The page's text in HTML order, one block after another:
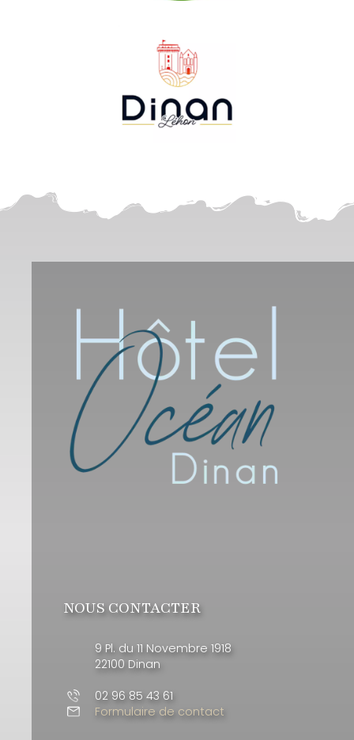
NOUS CONTACTER
9 Pl. du 11 Novembre 1918
22100 Dinan
02 96 85 43 61
Formulaire de contact